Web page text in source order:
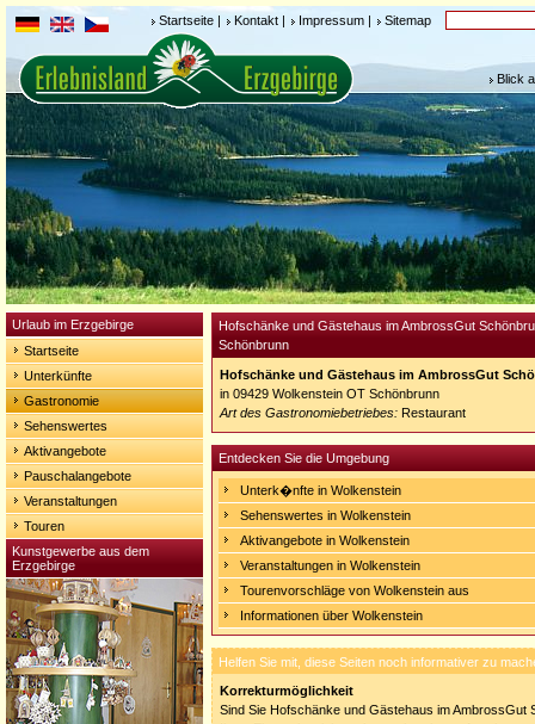
Startseite | Kontakt | Impressum | Sitemap
Blick
Urlaub im Erzgebirge
Startseite
Unterkünfte
Gastronomie
Sehenswertes
Aktivangebote
Pauschalangebote
Veranstaltungen
Touren
Kunstgewerbe aus dem
Erzgebirge
Hofschänke und Gästehaus im AmbrossGut
Schönbrunn
Hofschänke und Gästehaus im AmbrossGut
in 09429 Wolkenstein OT Schönbrunn
Art des Gastronomiebetriebes: Restaurant
Entdecken Sie die Umgebung
Unterk�nfte in Wolkenstein
Sehenswertes in Wolkenstein
Aktivangebote in Wolkenstein
Veranstaltungen in Wolkenstein
Tourenvorschläge von Wolkenstein aus
Informationen über Wolkenstein
Helfen Sie mit, diese Seiten noch informativer zu
Korrekturmöglichkeit
Sind Sie Hofschänke und Gästehaus im AmbrossGut